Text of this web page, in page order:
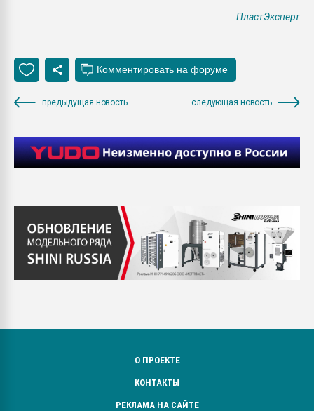
ПластЭксперт
предыдущая новость следующая новость
О ПРОЕКТЕ
КОНТАКТЫ
РЕКЛАМА НА САЙТЕ